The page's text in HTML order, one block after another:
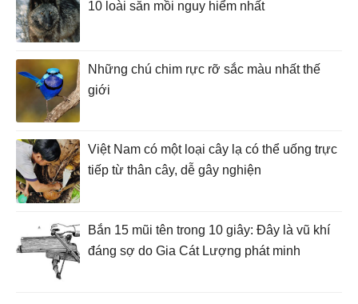
10 loài săn mồi nguy hiểm nhất
Những chú chim rực rỡ sắc màu nhất thế
giới
Việt Nam có một loại cây lạ có thể uống trực
tiếp từ thân cây, dễ gây nghiện
Bắn 15 mũi tên trong 10 giây: Đây là vũ khí
đáng sợ do Gia Cát Lượng phát minh